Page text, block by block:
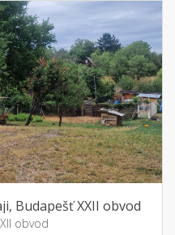
Budapešť XXII obvod
obvod